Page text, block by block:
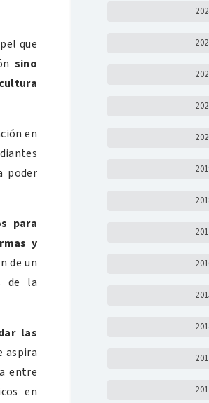
que
sino
en
poder
para
y
de un
de la
las
aspira
entre
en